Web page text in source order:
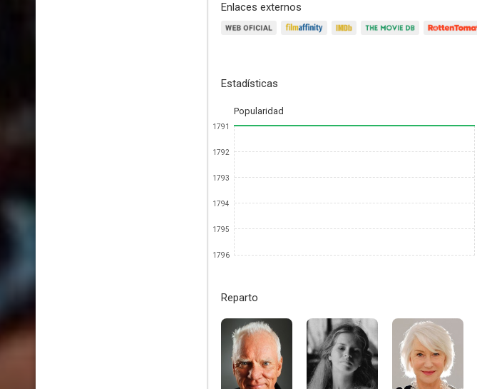
Enlaces externos
Estadísticas
Popularidad
1791
1792
1793
1794
1795
1796
Reparto